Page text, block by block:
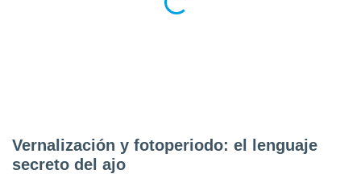
en
Vernalización y fotoperiodo: el lenguaje
secreto del ajo